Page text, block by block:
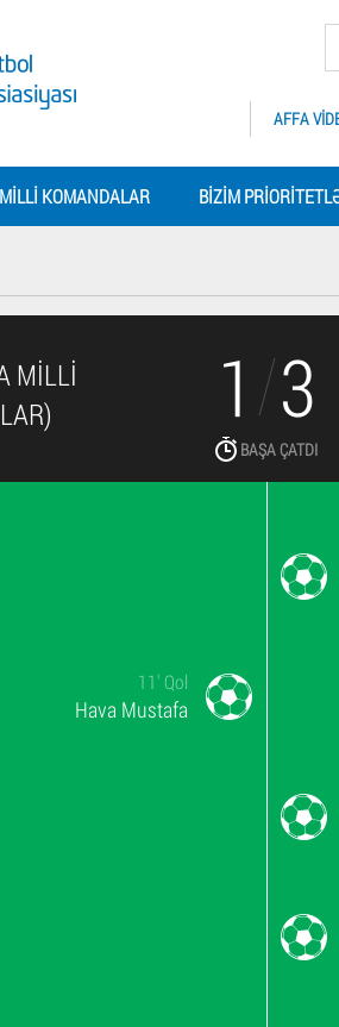
AFFA
MILLI KOMANDALAR BIZIM
MILLI
1 3
BAŞA ÇATDI
11'Qol
Hava Mustafa